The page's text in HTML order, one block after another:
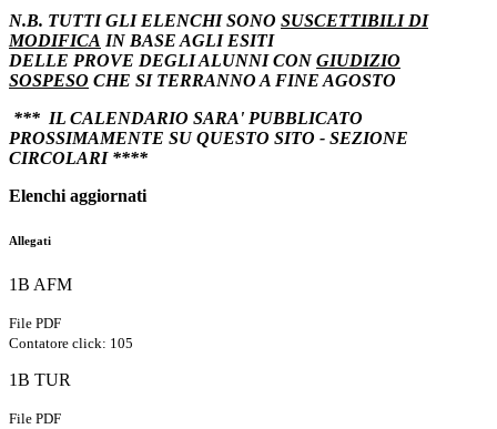
N.B. TUTTI GLI ELENCHI SONO SUSCETTIBILI DI
MODIFICA IN BASE AGLI ESITI
DELLE PROVE DEGLI ALUNNI CON GIUDIZIO
SOSPESO CHE SI TERRANNO A FINE AGOSTO
*** IL CALENDARIO SARA' PUBBLICATO
PROSSIMAMENTE SU QUESTO SITO - SEZIONE
CIRCOLARI ****
Elenchi aggiornati
Allegati
1B AFM
File PDF
Contatore click: 105
1B TUR
File PDF